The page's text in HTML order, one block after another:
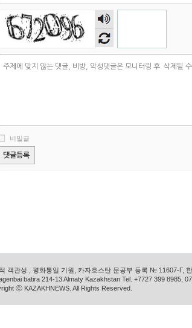
숫자
음성
듣기
비밀글
객관성 , 평화통일 기원, 카자흐스탄 문공부 등록 № 11607-Г,
batira 214-13 Almaty Kazakhstan Tel. +7727 399 8985,
ⓒ KAZAKHNEWS. All Rights Reserved.